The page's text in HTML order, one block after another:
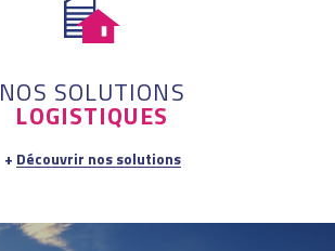
NOS SOLUTIONS
LOGISTIQUES
Découvrir nos solutions